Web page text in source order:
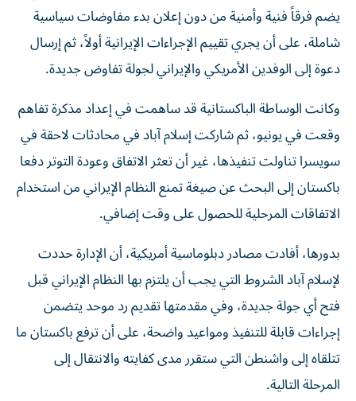
يضم فرقاً فنية وأمنية من دون إعلان بدء مفاوضات سياسية
شاملة، على أن يجري تقييم الإجراءات الإيرانية أولاً، ثم إرسال
دعوة إلى الوفدين الأمريكي والإيراني لجولة تفاوض جديدة.
وكانت الوساطة الباكستانية قد ساهمت في إعداد مذكرة تفاهم
وقعت في يونيو، ثم شاركت إسلام آباد في محادثات لاحقة في
سويسرا تناولت تنفيذها، غير أن تعثر الاتفاق وعودة التوتر دفعا
باكستان إلى البحث عن صيغة تمنع النظام الإيراني من استخدام
الاتفاقات المرحلية للحصول على وقت إضافي.
بدورها، أفادت مصادر دبلوماسية أمريكية، أن الإدارة حددت
لإسلام آباد الشروط التي يجب أن يلتزم بها النظام الإيراني قبل
فتح أي جولة جديدة، وفي مقدمتها تقديم رد موحد يتضمن
إجراءات قابلة للتنفيذ ومواعيد واضحة، على أن ترفع باكستان ما
تتلقاه إلى واشنطن التي ستقرر مدى كفايته والانتقال إلى
المرحلة التالية.